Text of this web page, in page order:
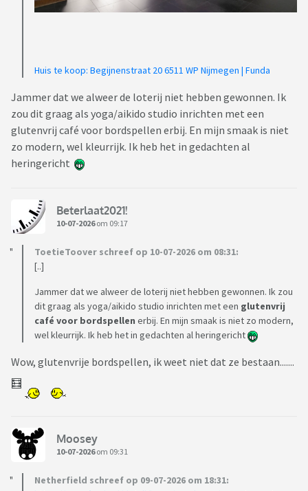
Huis te koop: Begijnenstraat 20 6511 WP Nijmegen | Funda
Jammer dat we alweer de loterij niet hebben gewonnen. Ik
zou dit graag als yoga/aikido studio inrichten met een
glutenvrij café voor bordspellen erbij. En mijn smaak is niet
zo modern, wel kleurrijk. Ik heb het in gedachten al
heringericht
Beterlaat2021!
10-07-2026om 09:17
ToetieToover schreef op 10-07-2026 om 08:31:
[..]
Jammer dat we alweer de loterij niet hebben gewonnen. Ik zou
dit graag als yoga/aikido studio inrichten met een glutenvrij
café voor bordspellen erbij. En mijn smaak is niet zo modern,
wel kleurrijk. Ik heb het in gedachten al heringericht
Wow, glutenvrije bordspellen, ik weet niet dat ze bestaan.......
🧮
Moosey
10-07-2026om 09:31
Netherfield schreef op 09-07-2026 om 18:31: